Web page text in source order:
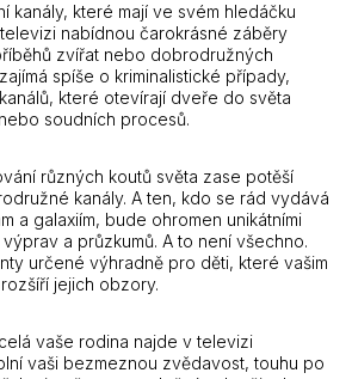
kanály, které mají ve svém hledáčku
nabídnou čarokrásné záběry
zvířat nebo dobrodružných
spíše o kriminalistické případy,
které otevírají dveře do světa
soudních procesů.
různých koutů světa zase potěší
kanály. A ten, kdo se rád vydává
a galaxiím, bude ohromen unikátními
a průzkumů. A to není všechno.
určené výhradně pro děti, které vašim
jejich obzory.
vaše rodina najde v televizi
vaši bezmeznou zvědavost, touhu po